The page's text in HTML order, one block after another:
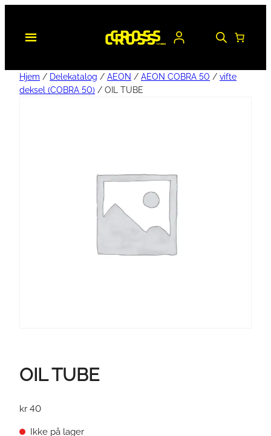
Hjem / Delekatalog / AEON / AEON COBRA 50 / vifte
deksel (COBRA 50) / OIL TUBE
OIL TUBE
kr 40
Ikke på lager